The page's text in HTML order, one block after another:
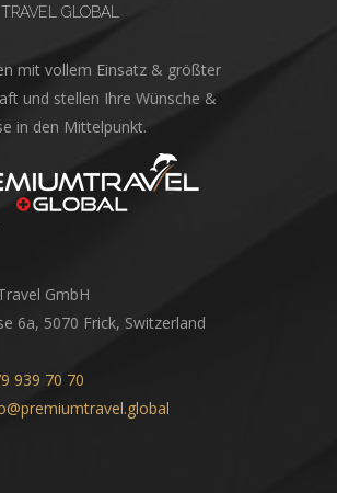
GLOBAL
mit vollem Einsatz & größter
und stellen Ihre Wünsche &
in den Mittelpunkt.
GmbH
6a, 5070 Frick, Switzerland
939 70 70